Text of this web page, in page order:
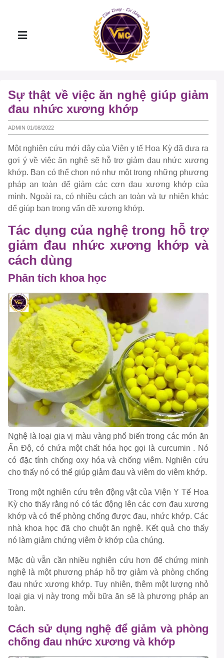
Sự thật về việc ăn nghệ giúp giảm
đau nhức xương khớp
ADMIN 01/08/2022
Một nghiên cứu mới đây của Viện y tế Hoa Kỳ đã đưa ra
gợi ý về việc ăn nghệ sẽ hỗ trợ giảm đau nhức xương
khớp. Bạn có thể chọn nó như một trong những phương
pháp an toàn để giảm các cơn đau xương khớp của
mình. Ngoài ra, có nhiều cách an toàn và tự nhiên khác
để giúp bạn trong vấn đề xương khớp.
Tác dụng của nghệ trong hỗ trợ
giảm đau nhức xương khớp và
cách dùng
Phân tích khoa học
Nghệ là loại gia vị màu vàng phổ biến trong các món ăn
Ấn Độ, có chứa một chất hóa học gọi là curcumin . Nó
có đặc tính chống oxy hóa và chống viêm. Nghiên cứu
cho thấy nó có thể giúp giảm đau và viêm do viêm khớp.
Trong một nghiên cứu trên động vật của Viện Y Tế Hoa
Kỳ cho thấy rằng nó có tác động lên các cơn đau xương
khớp và có thể phòng chống được đau, nhức khớp. Các
nhà khoa học đã cho chuột ăn nghệ. Kết quả cho thấy
nó làm giảm chứng viêm ở khớp của chúng.
Mặc dù vẫn cần nhiều nghiên cứu hơn để chứng minh
nghệ là một phương pháp hỗ trợ giảm và phòng chống
đau nhức xương khớp. Tuy nhiên, thêm một lượng nhỏ
loại gia vị này trong mỗi bữa ăn sẽ là phương pháp an
toàn.
Cách sử dụng nghệ để giảm và phòng
chống đau nhức xương và khớp